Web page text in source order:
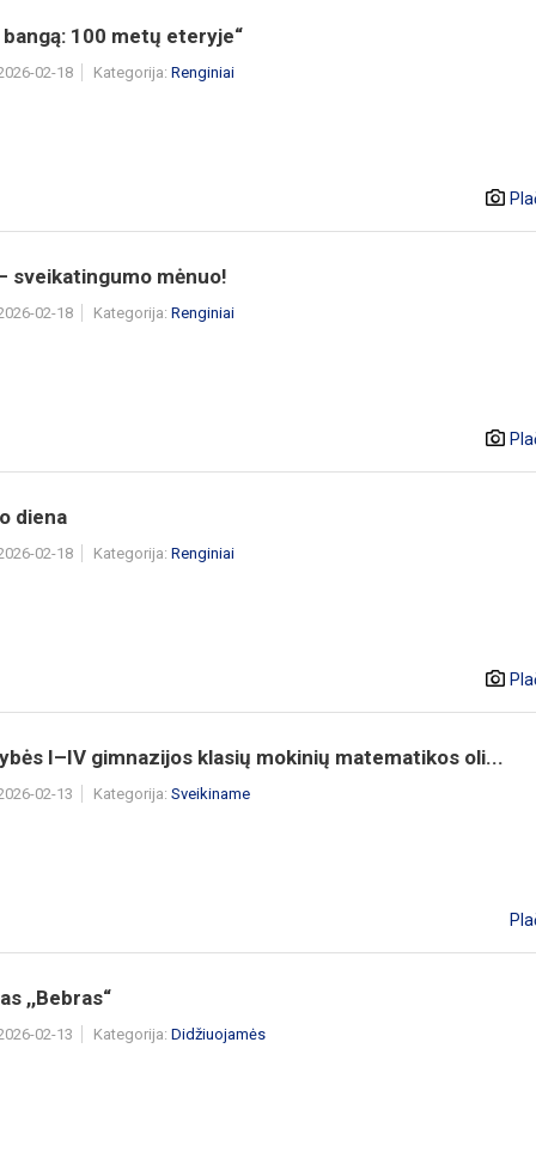
bangą: 100 metų eteryje“
02-18 Kategorija: Renginiai
sveikatingumo mėnuo!
02-18 Kategorija: Renginiai
diena
02-18 Kategorija: Renginiai
I–IV gimnazijos klasių mokinių matematikos oli...
02-13 Kategorija: Sveikiname
,,Bebras“
02-13 Kategorija: Didžiuojamės